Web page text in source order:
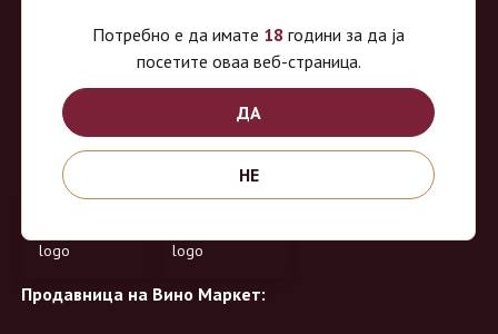
акцесоари. Нудиме широк избор на различни сорти на вино од
домашните винарии, со избор на преку 8 винарии и 150 различни
етикети.
Овозможено од:
Продавница на Вино Маркет:
Потребно е да имате 18 години за да ја
посетите оваа веб-страница.
ДА
НЕ